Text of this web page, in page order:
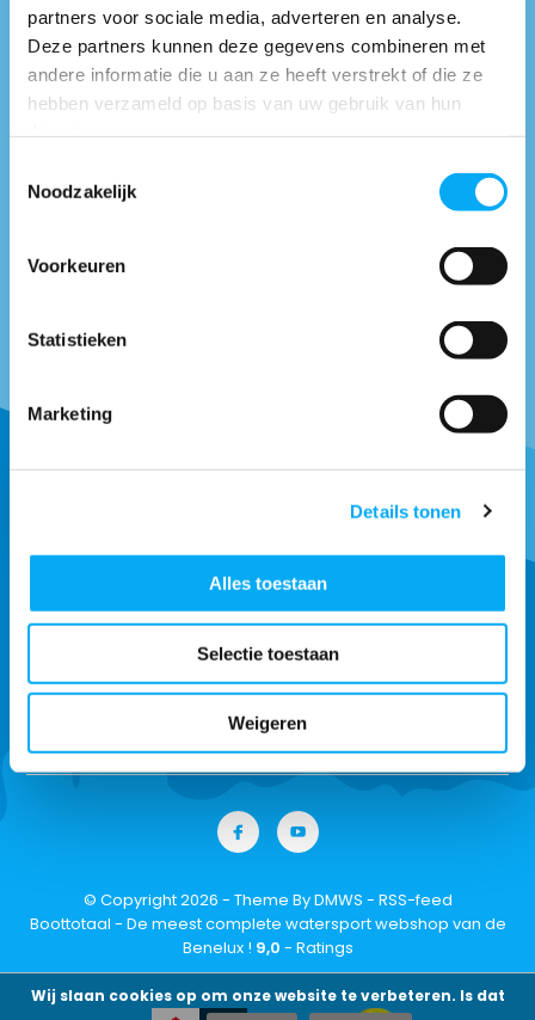
partners voor sociale media, adverteren en analyse.
Deze partners kunnen deze gegevens combineren met
andere informatie die u aan ze heeft verstrekt of die ze
hebben verzameld op basis van uw gebruik van hun
Noodzakelijk
Voorkeuren
Statistieken
Marketing
Details tonen
Alles toestaan
Selectie toestaan
Weigeren
* Bel naar0418-514018
* Mail naarinfo@boottotaal.nl
* Vind ons opFacebook.nl/boottotaal
Ontvang onze tips om goed uitgerust het water op te gaan.
Klantenservice
© Copyright 2026 - Theme ByDMWS - RSS-feed
Boottotaal - De meest complete watersport webshop van de
Benelux ! 9,0 - Ratings
Wij slaan cookies op om onze website te verbeteren. Is dat